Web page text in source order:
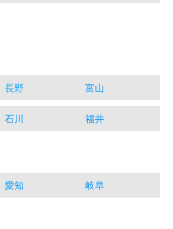
長野 富山
石川 福井
愛知 岐阜